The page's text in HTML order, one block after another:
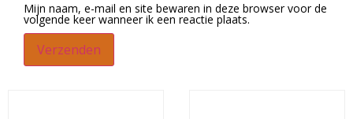
Mijn naam, e-mail en site bewaren in deze browser voor de
volgende keer wanneer ik een reactie plaats.